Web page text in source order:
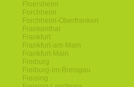
Floersheim
Forchheim
Forchheim-Oberfranken
Frankenthal
Frankfurt
Frankfurt-am-Main
Frankfurt-Main
Freiburg
Freiburg-im-Breisgau
Freising